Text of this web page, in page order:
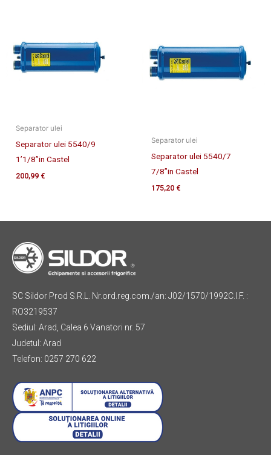
Separator ulei
Separator ulei 5540/9
1’1/8”in Castel
200,99 €
Separator ulei
Separator ulei 5540/7
7/8”in Castel
175,20 €
SC Sildor Prod S.R.L. Nr.ord.reg.com./an: J02/1570/1992C.I.F. :
RO3219537
Sediul: Arad, Calea 6 Vanatori nr. 57
Judetul: Arad
Telefon: 0257 270 622